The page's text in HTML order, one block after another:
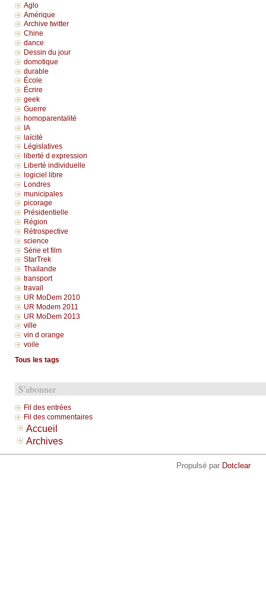
Aglo
Amérique
Archive twitter
Chine
dance
Dessin du jour
domotique
durable
École
Écrire
geek
Guerre
homoparentalité
IA
laïcité
Législatives
liberté d expression
Liberté individuelle
logiciel libre
Londres
municipales
picorage
Présidentielle
Région
Rétrospective
science
Série et film
StarTrek
Thaïlande
transport
travail
UR MoDem 2010
UR Modem 2011
UR MoDem 2013
ville
vin d orange
voile
Tous les tags
S'abonner
Fil des entrées
Fil des commentaires
Accueil
Archives
Propulsé par Dotclear